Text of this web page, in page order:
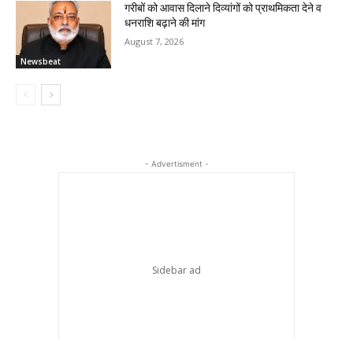
Newsbeat
गरीबों को आवास दिलाने दिव्यांगों को प्राथमिकता देने व
धनराशि बढ़ाने की मांग
August 7, 2026
- Advertisment -